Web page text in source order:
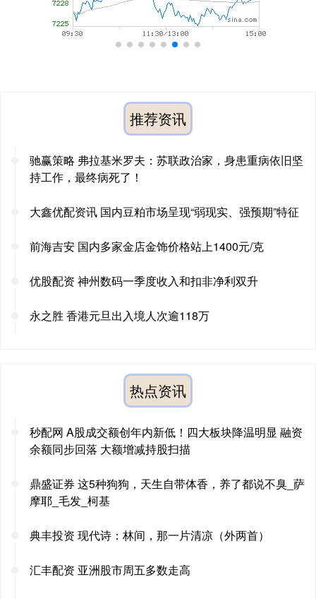
推荐资讯
驰赢策略 弗拉基米罗夫：苏联政治家，身患重病依旧坚
持工作，最终病死了！
大鑫优配资讯 国内豆粕市场呈现“弱现实、强预期”特征
前海吉安 国内多家金店金饰价格站上1400元/克
优股配资 神州数码一季度收入和扣非净利双升
永之胜 香港元旦出入境人次逾118万
热点资讯
秒配网 A股成交额创年内新低！四大板块降温明显 融资
余额同步回落 大额增减持股扫描
鼎盛证券 这5种狗狗，天生自带体香，养了都说不臭_萨
摩耶_毛发_柯基
典丰投资 现代诗：林间，那一片清凉（外两首）
汇丰配资 亚洲股市周五多数走高